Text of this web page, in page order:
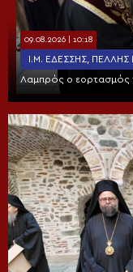
09.08.2026 | 10:18
Ι.Μ. ΕΔΈΣΣΗΣ, ΠΈΛΛΗΣ
Λαμπρός ο εορτασμός